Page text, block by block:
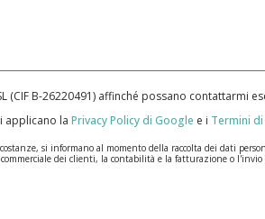
B-­26220491) affinché possano contattarmi
applicano la Privacy Policy di Google e i Termini
si informano al momento della raccolta dei dati
dei clienti, la contabilità e la fatturazione o
i requisiti del Regolamento Generale sulla